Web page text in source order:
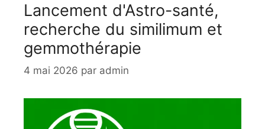
Lancement d'Astro-santé,
recherche du similimum et
gemmothérapie
4 mai 2026 par admin